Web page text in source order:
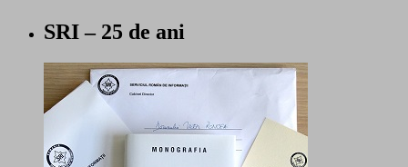
SRI – 25 de ani